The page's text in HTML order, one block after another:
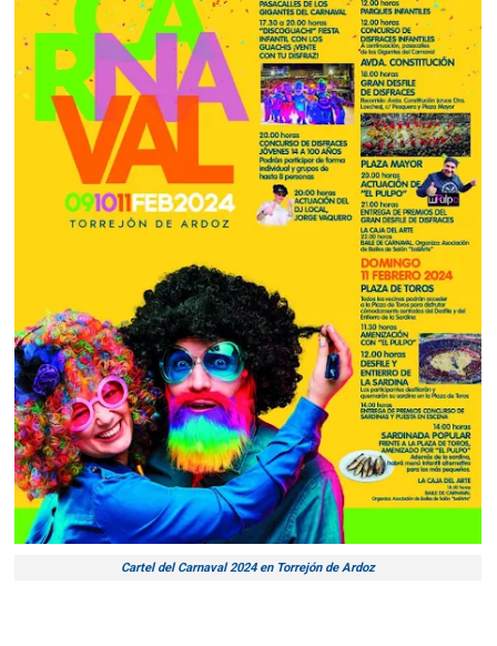
Cartel del Carnaval 2024 en Torrejón de Ardoz